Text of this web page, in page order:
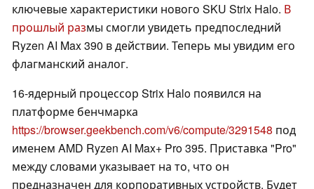
ключевые характеристики нового SKU Strix Halo. В
прошлый размы смогли увидеть предпоследний
Ryzen AI Max 390 в действии. Теперь мы увидим его
флагманский аналог.
16-ядерный процессор Strix Halo появился на
платформе бенчмарка
https://browser.geekbench.com/v6/compute/3291548 под
именем AMD Ryzen AI Max+ Pro 395. Приставка "Pro"
между словами указывает на то, что он
предназначен для корпоративных устройств. Будет